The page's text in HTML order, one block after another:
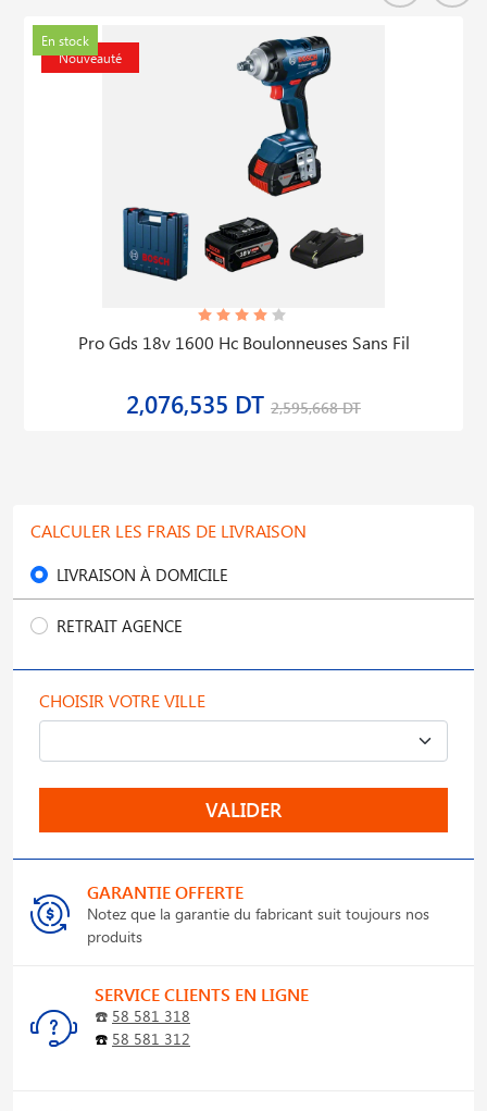
En stock
Nouveauté
Pro Gds 18v 1600 Hc Boulonneuses Sans Fil
2,076,535 DT 2,595,668 DT
CALCULER LES FRAIS DE LIVRAISON
LIVRAISON À DOMICILE
RETRAIT AGENCE
CHOISIR VOTRE VILLE
VALIDER
GARANTIE OFFERTE
Notez que la garantie du fabricant suit toujours nos
produits
SERVICE CLIENTS EN LIGNE
☎️ 58 581 318
☎️ 58 581 312